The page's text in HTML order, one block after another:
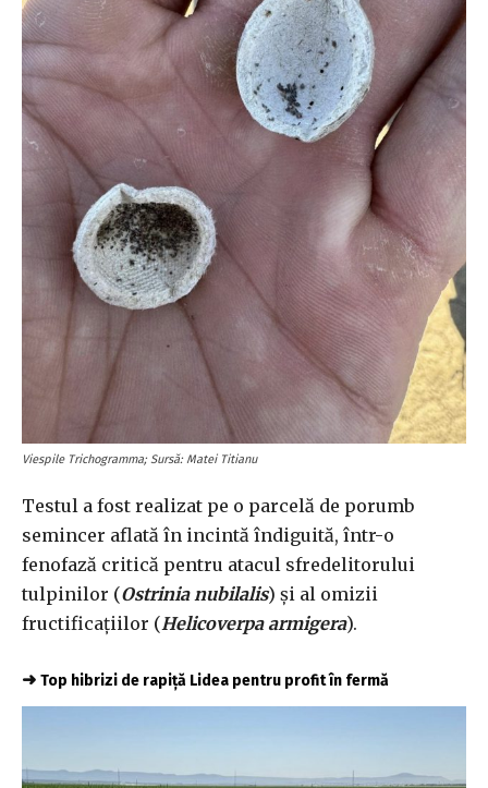
Viespile Trichogramma; Sursă: Matei Titianu
Testul a fost realizat pe o parcelă de porumb
semincer aflată în incintă îndiguită, într-o
fenofază critică pentru atacul sfredelitorului
tulpinilor (Ostrinia nubilalis) și al omizii
fructificațiilor (Helicoverpa armigera).
➜ Top hibrizi de rapiță Lidea pentru profit în fermă